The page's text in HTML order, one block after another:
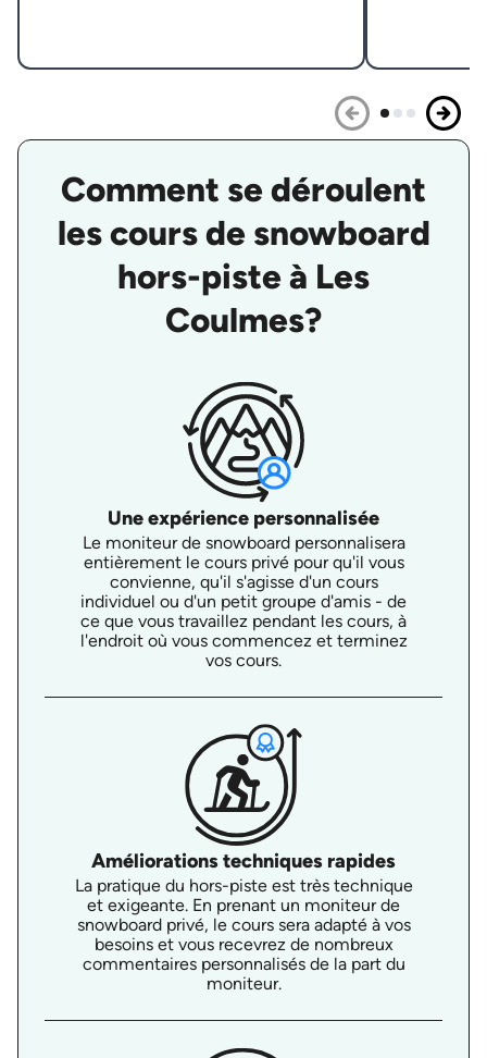
Comment se déroulent
les cours de snowboard
hors-piste à Les
Coulmes?
Une expérience personnalisée
Le moniteur de snowboard personnalisera
entièrement le cours privé pour qu'il vous
convienne, qu'il s'agisse d'un cours
individuel ou d'un petit groupe d'amis - de
ce que vous travaillez pendant les cours, à
l'endroit où vous commencez et terminez
vos cours.
Améliorations techniques rapides
La pratique du hors-piste est très technique
et exigeante. En prenant un moniteur de
snowboard privé, le cours sera adapté à vos
besoins et vous recevrez de nombreux
commentaires personnalisés de la part du
moniteur.